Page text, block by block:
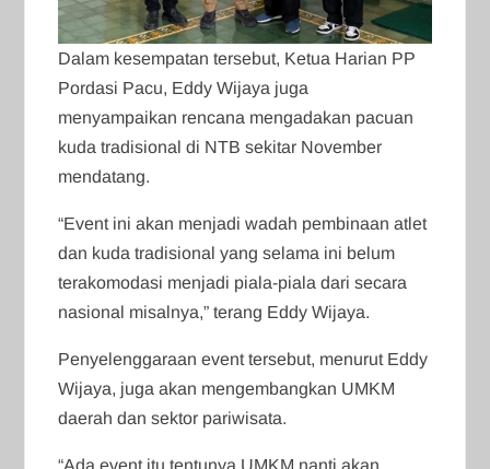
Dalam kesempatan tersebut, Ketua Harian PP
Pordasi Pacu, Eddy Wijaya juga
menyampaikan rencana mengadakan pacuan
kuda tradisional di NTB sekitar November
mendatang.
“Event ini akan menjadi wadah pembinaan atlet
dan kuda tradisional yang selama ini belum
terakomodasi menjadi piala-piala dari secara
nasional misalnya,” terang Eddy Wijaya.
Penyelenggaraan event tersebut, menurut Eddy
Wijaya, juga akan mengembangkan UMKM
daerah dan sektor pariwisata.
“Ada event itu tentunya UMKM nanti akan